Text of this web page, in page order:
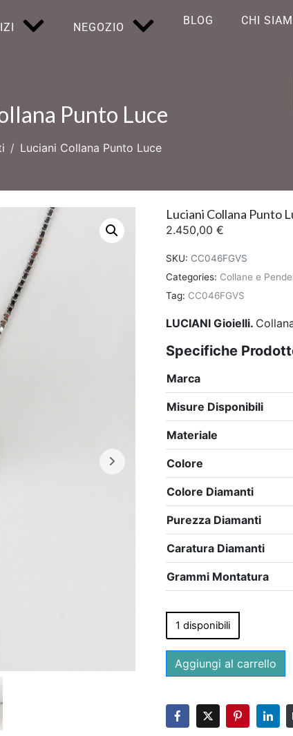
NEGOZIO
BLOG CHI
Punto Luce
Luciani Collana Punto Luce
Luciani Collana Punto
2.450,00 €
SKU: CC046FGVS
Categories: Collane e
Tag: CC046FGVS
LUCIANI Gioielli.
Specifiche
Marca
Misure Disponibili
Materiale
Colore
Colore Diamanti
Purezza Diamanti
Caratura Diamanti
Grammi Montatura
1 disponibili
Aggiungi al carrello